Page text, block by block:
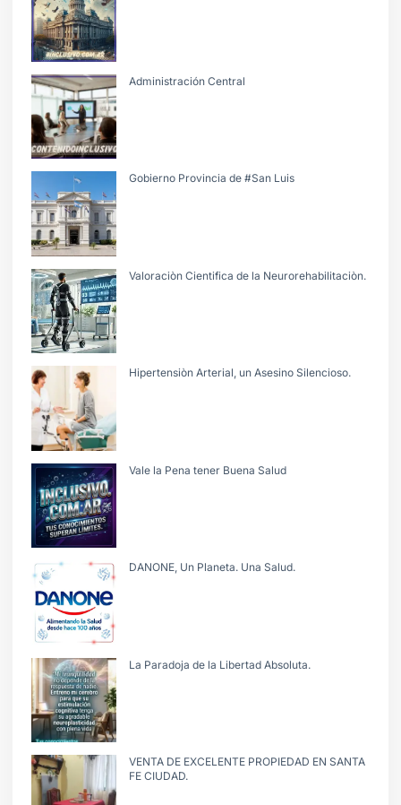
Administración Central
Gobierno Provincia de #San Luis
Valoraciòn Cientifica de la Neurorehabilitaciòn.
Hipertensiòn Arterial, un Asesino Silencioso.
Vale la Pena tener Buena Salud
DANONE, Un Planeta. Una Salud.
La Paradoja de la Libertad Absoluta.
VENTA DE EXCELENTE PROPIEDAD EN SANTA
FE CIUDAD.